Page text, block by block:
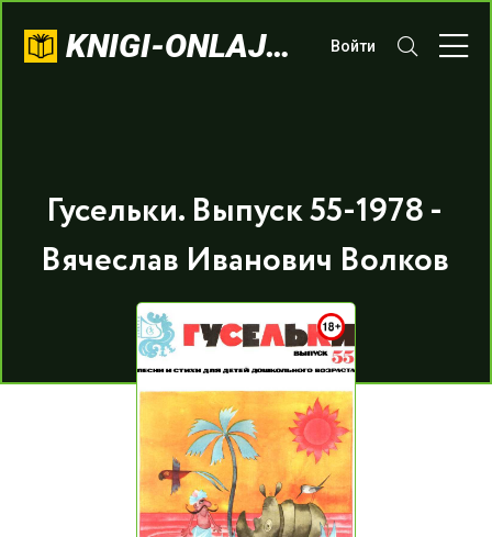
KNIGI-ONLAJN.COM Войти
Гусельки. Выпуск 55-1978 -
Вячеслав Иванович Волков